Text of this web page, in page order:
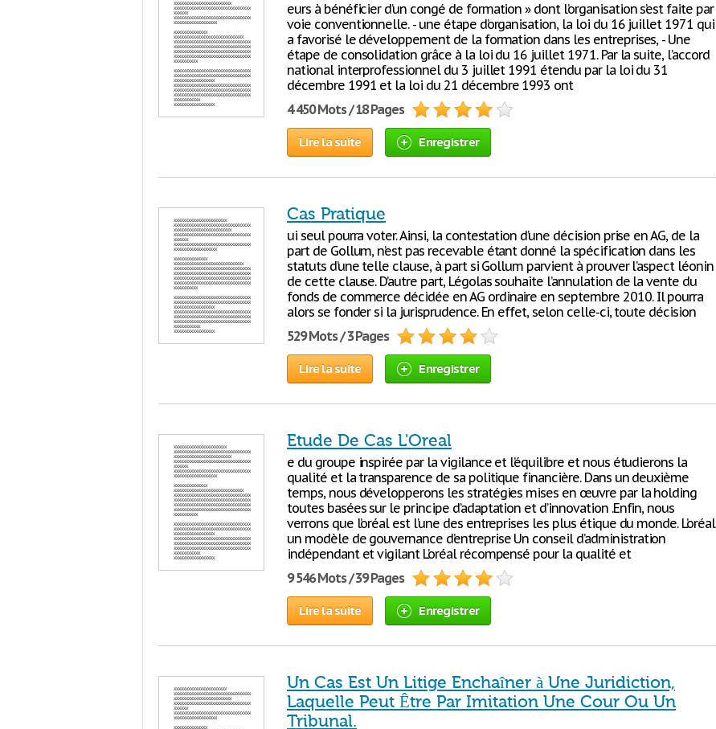
eurs à bénéficier d’un congé de formation » dont l’organisation s’est faite par
voie conventionnelle. - une étape d’organisation, la loi du 16 juillet 1971 qui
a favorisé le développement de la formation dans les entreprises, - Une
étape de consolidation grâce à la loi du 16 juillet 1971. Par la suite, l’accord
national interprofessionnel du 3 juillet 1991 étendu par la loi du 31
décembre 1991 et la loi du 21 décembre 1993 ont
4 450 Mots / 18 Pages
Lire la suite Enregistrer
Cas Pratique
ui seul pourra voter. Ainsi, la contestation d’une décision prise en AG, de la
part de Gollum, n’est pas recevable étant donné la spécification dans les
statuts d’une telle clause, à part si Gollum parvient à prouver l’aspect léonin
de cette clause. D’autre part, Légolas souhaite l’annulation de la vente du
fonds de commerce décidée en AG ordinaire en septembre 2010. Il pourra
alors se fonder si la jurisprudence. En effet, selon celle-ci, toute décision
529 Mots / 3 Pages
Lire la suite Enregistrer
Etude De Cas L'Oreal
e du groupe inspirée par la vigilance et l’équilibre et nous étudierons la
qualité et la transparence de sa politique financière. Dans un deuxième
temps, nous développerons les stratégies mises en œuvre par la holding
toutes basées sur le principe d’adaptation et d’innovation .Enfin, nous
verrons que l’oréal est l’une des entreprises les plus étique du monde. L’oréal
un modèle de gouvernance d’entreprise Un conseil d’administration
indépendant et vigilant L’oréal récompensé pour la qualité et
9 546 Mots / 39 Pages
Lire la suite Enregistrer
Un Cas Est Un Litige Enchaîner à Une Juridiction,
Laquelle Peut Être Par Imitation Une Cour Ou Un
Tribunal.